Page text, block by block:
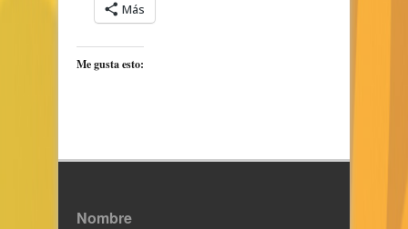
Más
Me gusta esto:
Nombre